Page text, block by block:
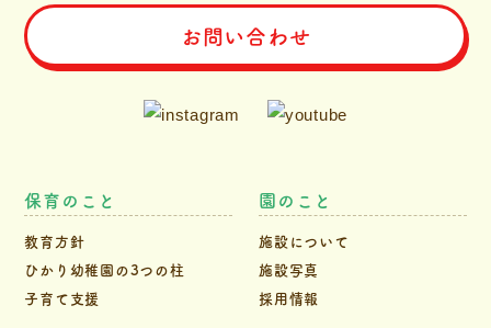
お問い合わせ
保育のこと
教育方針
ひかり幼稚園の3つの柱
子育て支援
園のこと
施設について
施設写真
採用情報